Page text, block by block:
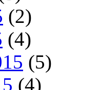
(2)
(4)
(5)
(4)